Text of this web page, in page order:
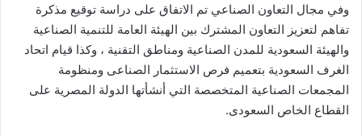
وفي مجال التعاون الصناعي تم الاتفاق على دراسة توقيع مذكرة
تفاهم لتعزيز التعاون المشترك بين الهيئة العامة للتنمية الصناعية
والهيئة السعودية للمدن الصناعية ومناطق التقنية ، وكذا قيام اتحاد
الغرف السعودية بتعميم فرص الاستثمار الصناعى ومنظومة
المجمعات الصناعية المتخصصة التي أنشأتها الدولة المصرية على
القطاع الخاص السعودى.